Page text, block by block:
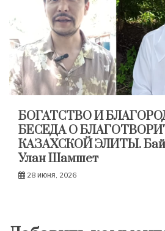
БОГАТСТВО И
БЕСЕДА О
КАЗАХСКОЙ ЭЛИТЫ.
Улан Шамшет
28 июня, 2026